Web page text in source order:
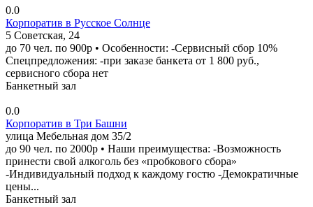
0.0
Корпоратив в Русское Солнце
5 Советская, 24
до 70 чел. по 900р • Особенности: -Сервисный сбор 10%
Спецпредложения: -при заказе банкета от 1 800 руб.,
сервисного сбора нет
Банкетный зал
0.0
Корпоратив в Три Башни
улица Мебельная дом 35/2
до 90 чел. по 2000р • Наши преимущества: -Возможность
принести свой алкоголь без «пробкового сбора»
-Индивидуальный подход к каждому гостю -Демократичные
цены...
Банкетный зал